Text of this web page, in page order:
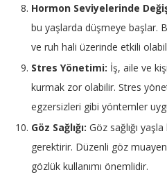
Hormon Seviyelerinde
bu yaşlarda düşmeye başlar.
ve ruh hali üzerinde etkili
Stres Yönetimi: İş, aile ve
kurmak zor olabilir. Stres
egzersizleri gibi yöntemler
Göz Sağlığı: Göz sağlığı
gerektirir. Düzenli göz
gözlük kullanımı önemlidir.